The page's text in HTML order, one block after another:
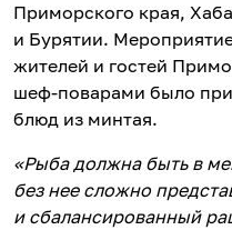
Приморского края,
и Бурятии.
жителей и гостей
шеф-поварами было
блюд из минтая.
«Рыба должна быть в
без нее сложно
и сбалансированный